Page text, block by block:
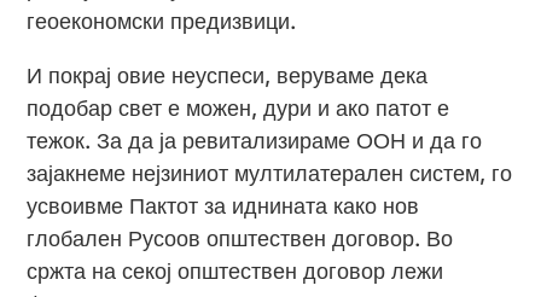
геоекономски предизвици.
И покрај овие неуспеси, веруваме дека
подобар свет е можен, дури и ако патот е
тежок. За да ја ревитализираме ООН и да го
зајакнеме нејзиниот мултилатерален систем, го
усвоивме Пактот за иднината како нов
глобален Русоов општествен договор. Во
сржта на секој општествен договор лежи